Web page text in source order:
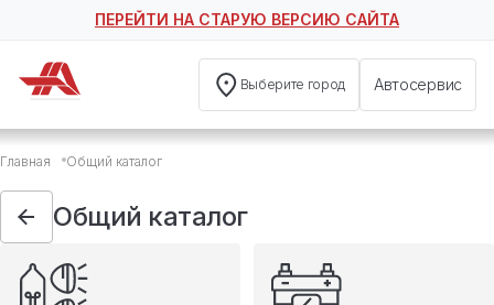
ПЕРЕЙТИ НА СТАРУЮ ВЕРСИЮ САЙТА
Выберите город Автосервис
Общий каталог
Автосвет
Автотовары
Запчасти
Масла и технические жидкости
Мототовары
Главная Общий каталог
Общий каталог